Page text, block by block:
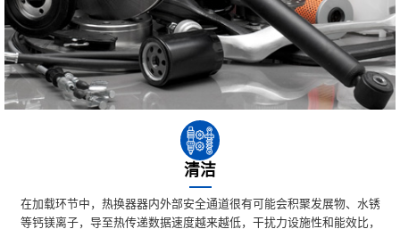
清洁
在加载环节中，热换器器内外部安全通道很有可能会积聚发展物、水锈
等钙镁离子，导至热传递数据速度越来越低，干扰力设施性和能效比，